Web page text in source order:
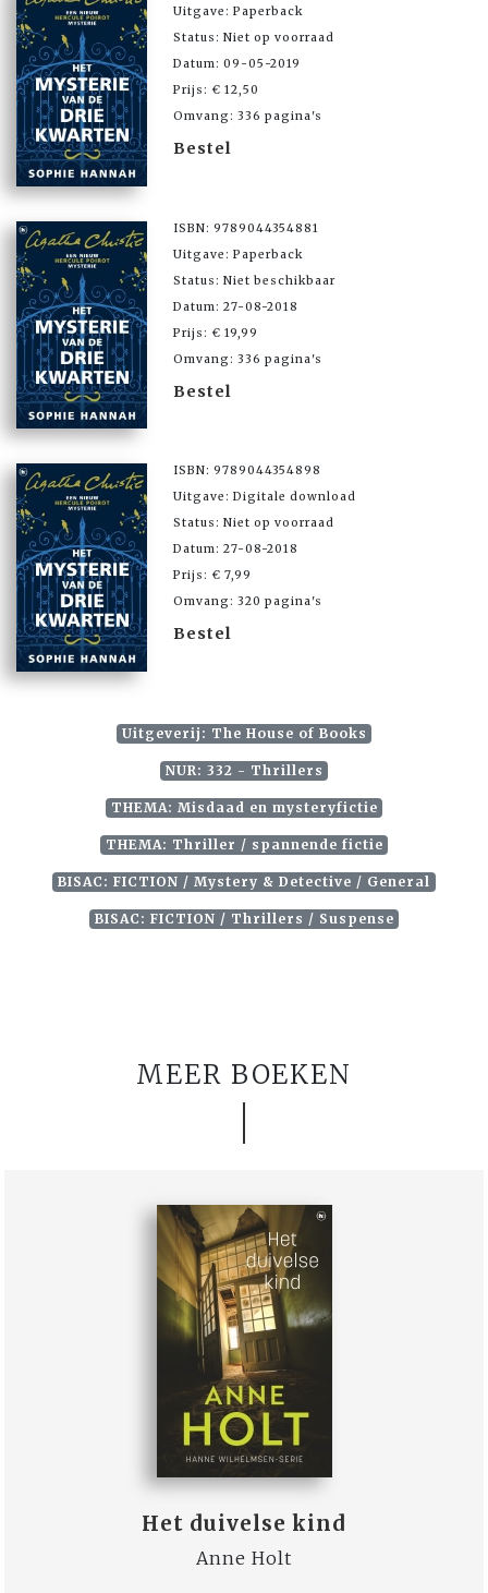
Uitgave: Paperback
Status: Niet op voorraad
Datum: 09-05-2019
Prijs: € 12,50
Omvang: 336 pagina's
Bestel
ISBN: 9789044354881
Uitgave: Paperback
Status: Niet beschikbaar
Datum: 27-08-2018
Prijs: € 19,99
Omvang: 336 pagina's
Bestel
ISBN: 9789044354898
Uitgave: Digitale download
Status: Niet op voorraad
Datum: 27-08-2018
Prijs: € 7,99
Omvang: 320 pagina's
Bestel
Uitgeverij: The House of Books
NUR: 332 - Thrillers
THEMA: Misdaad en mysteryfictie
THEMA: Thriller / spannende fictie
BISAC: FICTION / Mystery & Detective / General
BISAC: FICTION / Thrillers / Suspense
MEER BOEKEN
Het duivelse kind
Anne Holt